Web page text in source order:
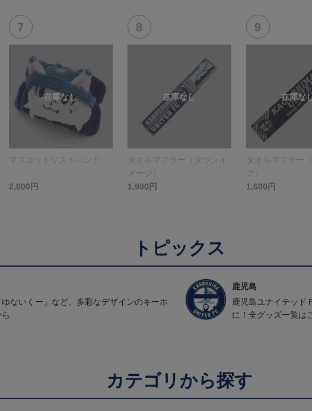
マスコットリストバンド
2,000円
タオルマフラー（タウンイ
メージ）
1,900円
タオルマフラー
ク）
1,600円
トピックス
ないくー」など、多彩なデザインのキーホ
鹿児島
鹿児島ユナイテッド
に！全グッズ一覧は
カテゴリから探す